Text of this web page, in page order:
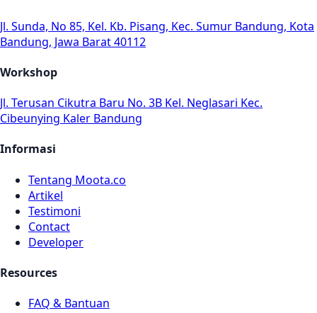
Jl. Sunda, No 85, Kel. Kb. Pisang, Kec. Sumur Bandung, Kota
Bandung, Jawa Barat 40112
Workshop
Jl. Terusan Cikutra Baru No. 3B Kel. Neglasari Kec.
Cibeunying Kaler Bandung
Informasi
Tentang Moota.co
Artikel
Testimoni
Contact
Developer
Resources
FAQ & Bantuan